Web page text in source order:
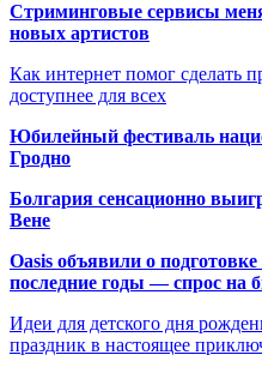
Стриминговые сервисы
новых артистов
Как интернет помог сделать
доступнее для всех
Юбилейный фестиваль
Гродно
Болгария сенсационно
Вене
Oasis объявили о
последние годы — спрос на
Идеи для детского дня
праздник в настоящее